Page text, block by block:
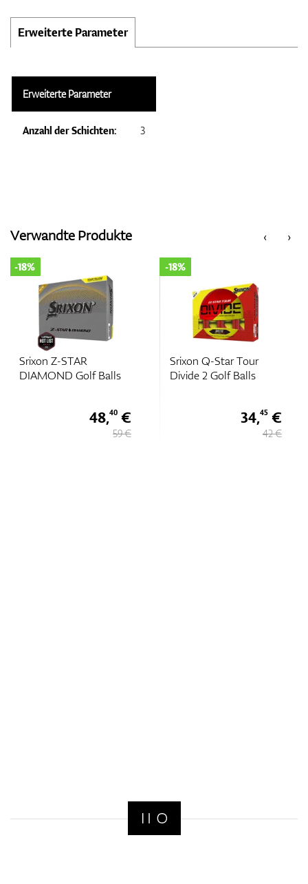
Erweiterte Parameter
Erweiterte Parameter
Anzahl der Schichten: 3
‹
Verwandte Produkte ›
Srixon Z-STAR
DIAMOND Golf Balls
-18%
48,40€
59 €
Srixon Q-Star Tour
Divide 2 Golf Balls
-18%
34,45€
42 €